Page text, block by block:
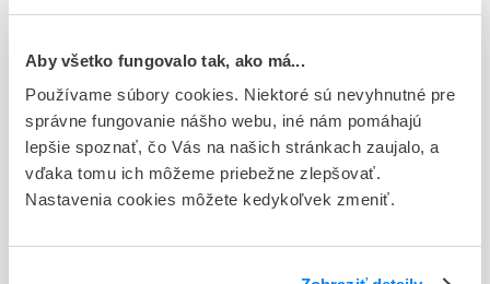
Aby všetko fungovalo tak, ako má...
Používame súbory cookies. Niektoré sú nevyhnutné pre
správne fungovanie nášho webu, iné nám pomáhajú
lepšie spoznať, čo Vás na našich stránkach zaujalo, a
vďaka tomu ich môžeme priebežne zlepšovať.
Nastavenia cookies môžete kedykoľvek zmeniť.
kalendár.bal.)
Stav
D - Registrácia bez obmedzenia platnosti
Typ registračnej procedúry
Decentralizovaná
Držiteľ, krajina